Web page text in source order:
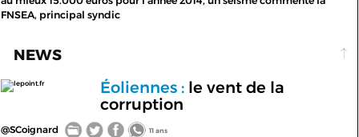
FNSEA, principal syndic
NEWS
lepoint.fr Éoliennes :le vent de la
corruption
@SCoignard 11 ans